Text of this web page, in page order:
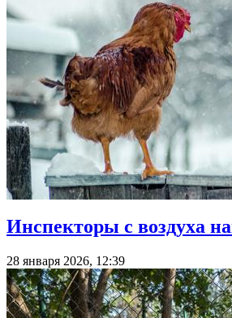
Инспекторы с воздуха
28 января 2026, 12:39